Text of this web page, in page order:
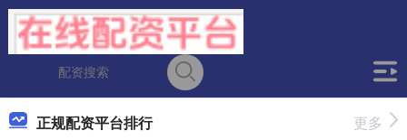
正规配资平台排行 更多